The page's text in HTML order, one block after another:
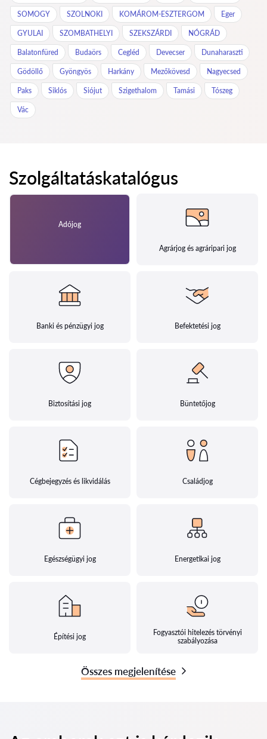
SOMOGY SZOLNOKI KOMÁROM-ESZTERGOM Eger
GYULAI SZOMBATHELYI SZEKSZÁRDI NÓGRÁD
Balatonfüred Budaörs Cegléd Devecser Dunaharaszti
Gödöllő Gyöngyös Harkány Mezőkövesd Nagyecsed
Paks Siklós Siójut Szigethalom Tamási Tószeg
Vác
Szolgáltatáskatalógus
Adójog
Agrárjog és agráripari jog
Banki és pénzügyi jog Befektetési jog
Biztosítási jog Büntetőjog
Cégbejegyzés és likvidálás Családjog
Egészségügyi jog Energetikai jog
Építési jog
Fogyasztói hitelezés törvényi
szabályozása
Összes megjelenítése